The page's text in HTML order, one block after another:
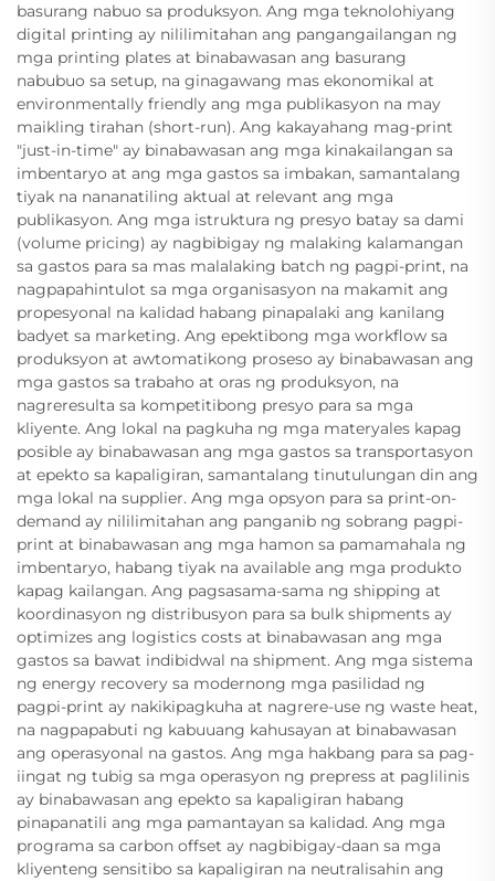
basurang nabuo sa produksyon. Ang mga teknolohiyang
digital printing ay nililimitahan ang pangangailangan ng
mga printing plates at binabawasan ang basurang
nabubuo sa setup, na ginagawang mas ekonomikal at
environmentally friendly ang mga publikasyon na may
maikling tirahan (short-run). Ang kakayahang mag-print
"just-in-time" ay binabawasan ang mga kinakailangan sa
imbentaryo at ang mga gastos sa imbakan, samantalang
tiyak na nananatiling aktual at relevant ang mga
publikasyon. Ang mga istruktura ng presyo batay sa dami
(volume pricing) ay nagbibigay ng malaking kalamangan
sa gastos para sa mas malalaking batch ng pagpi-print, na
nagpapahintulot sa mga organisasyon na makamit ang
propesyonal na kalidad habang pinapalaki ang kanilang
badyet sa marketing. Ang epektibong mga workflow sa
produksyon at awtomatikong proseso ay binabawasan ang
mga gastos sa trabaho at oras ng produksyon, na
nagreresulta sa kompetitibong presyo para sa mga
kliyente. Ang lokal na pagkuha ng mga materyales kapag
posible ay binabawasan ang mga gastos sa transportasyon
at epekto sa kapaligiran, samantalang tinutulungan din ang
mga lokal na supplier. Ang mga opsyon para sa print-on-
demand ay nililimitahan ang panganib ng sobrang pagpi-
print at binabawasan ang mga hamon sa pamamahala ng
imbentaryo, habang tiyak na available ang mga produkto
kapag kailangan. Ang pagsasama-sama ng shipping at
koordinasyon ng distribusyon para sa bulk shipments ay
optimizes ang logistics costs at binabawasan ang mga
gastos sa bawat indibidwal na shipment. Ang mga sistema
ng energy recovery sa modernong mga pasilidad ng
pagpi-print ay nakikipagkuha at nagrere-use ng waste heat,
na nagpapabuti ng kabuuang kahusayan at binabawasan
ang operasyonal na gastos. Ang mga hakbang para sa pag-
iingat ng tubig sa mga operasyon ng prepress at paglilinis
ay binabawasan ang epekto sa kapaligiran habang
pinapanatili ang mga pamantayan sa kalidad. Ang mga
programa sa carbon offset ay nagbibigay-daan sa mga
kliyenteng sensitibo sa kapaligiran na neutralisahin ang